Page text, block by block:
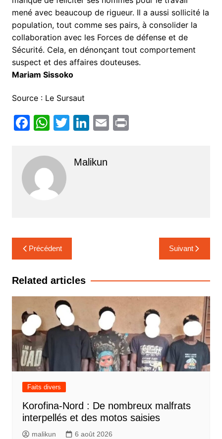
mené avec beaucoup de rigueur. Il a aussi sollicité la
population, tout comme ses pairs, à consolider la
collaboration avec les Forces de défense et de
Sécurité. Cela, en dénonçant tout comportement
suspect et des affaires douteuses.
Mariam Sissoko
Source : Le Sursaut
F
c
e
b
k
W
at
s
A
T
itt
er
Li
k
e
E Pr
Malikun
Navigation
de
l’article
Précédent Suivant
Related articles
Faits divers
Korofina-Nord : De nombreux malfrats
interpellés et des motos saisies
malikun 6 août 2026